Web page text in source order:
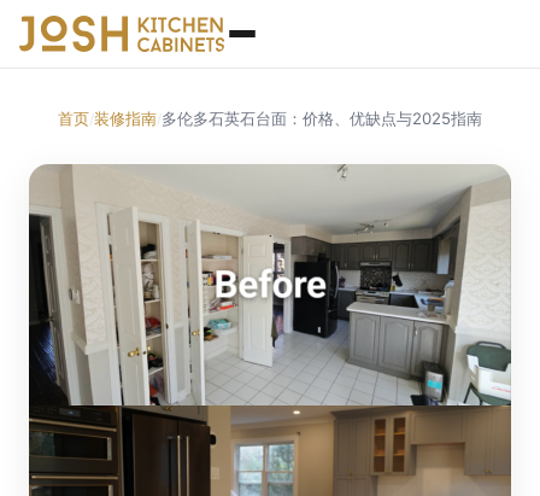
首页/装修指南/ 多伦多石英石台面：价格、优缺点与2025指南